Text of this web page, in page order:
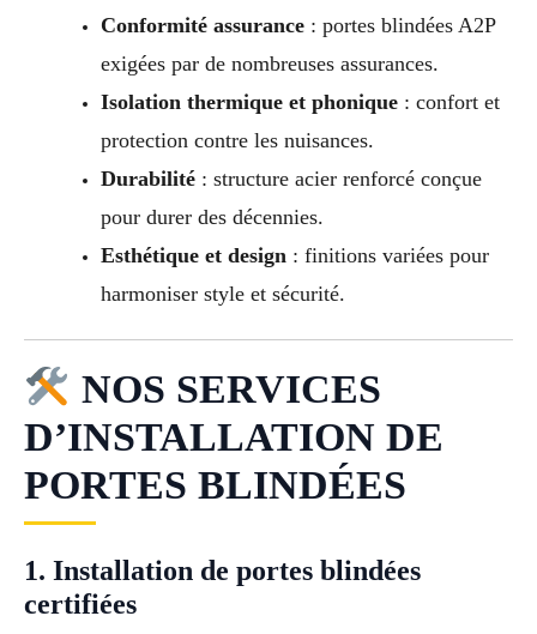
Conformité assurance: portes blindées A2P
exigées par de nombreuses assurances.
Isolation thermique et phonique: confort et
protection contre les nuisances.
Durabilité: structure acier renforcé conçue
pour durer des décennies.
Esthétique et design : finitions variées pour
harmoniser style et sécurité.
NOS SERVICES
D’INSTALLATION DE
PORTES BLINDÉES
1. Installation de portes blindées
certifiées